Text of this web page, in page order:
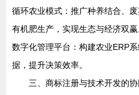
循环农业模式：推广种养结合、
有机肥生产，实现生态与经济双赢
数字化管理平台：构建农业ERP
据，提升决策效率。
三、商标注册与技术开发的